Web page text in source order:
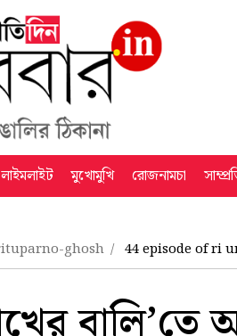
লাইমলাইট মুখোমুখি রোজনামচা
ghosh 44 episode of ri